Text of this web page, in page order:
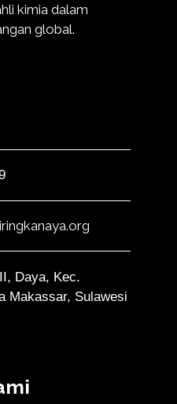
kimia dalam
global.
Daya, Kec.
Makassar, Sulawesi